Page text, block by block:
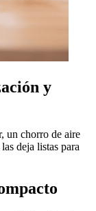
y
un chorro de aire
deja listas para